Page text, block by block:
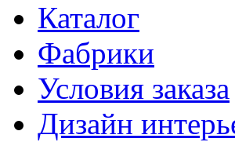
Каталог
Фабрики
Условия заказа
Дизайн